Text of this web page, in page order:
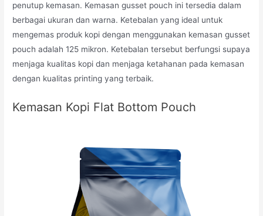
penutup kemasan. Kemasan gusset pouch ini tersedia dalam
berbagai ukuran dan warna. Ketebalan yang ideal untuk
mengemas produk kopi dengan menggunakan kemasan gusset
pouch adalah 125 mikron. Ketebalan tersebut berfungsi supaya
menjaga kualitas kopi dan menjaga ketahanan pada kemasan
dengan kualitas printing yang terbaik.
Kemasan Kopi Flat Bottom Pouch